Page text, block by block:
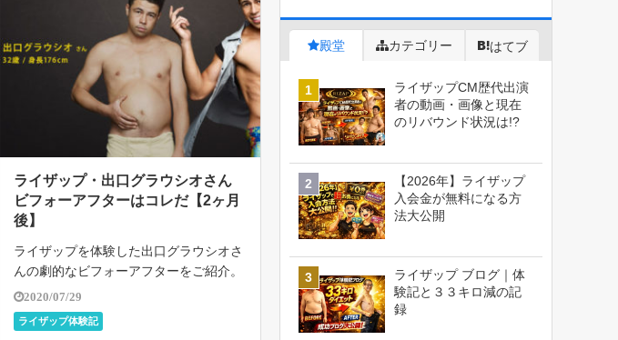
ライザップ・出口グラウシオさん
ビフォーアフターはコレだ【2ヶ月
後】
ライザップを体験した出口グラウシオさ
んの劇的なビフォーアフターをご紹介。
結果には個人差があり、すべての方が同
様の結果になるとは限りません。 ライ
ザップでは、適切な食事管理を行いなが
2020/07/29
ライザップ体験記
殿堂 カテゴリー はてブ
ライザップCM歴代出演
者の動画・画像と現在
のリバウンド状況は!?
【2026年】ライザップ
入会金が無料になる方
法大公開
ライザップ ブログ｜体
験記と３３キロ減の記
録